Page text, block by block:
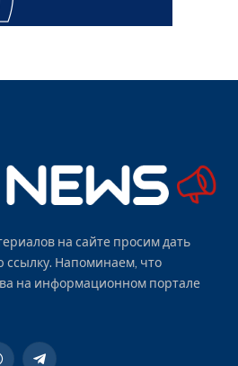
на сайте просим дать
ссылку. Напоминаем, что
на информационном портале